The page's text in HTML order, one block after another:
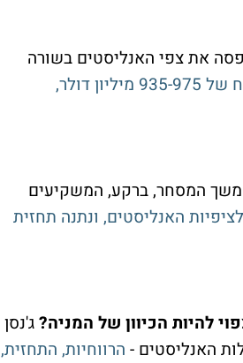
את צפי האנליסטים בשורה
צופה בשנת 2025 הכנסות בטווח של 935-975 מיליון דולר,
המסחר, ברקע, המשקיעים
האנליסטים, ונתנה תחזית
להיות הכיוון של המניה?ג'נסן
האנליסטים - הרווחיות, התחזית,